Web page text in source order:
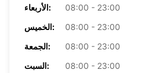
الأربعاء:
08:00 - 23:00
الخميس:
08:00 - 23:00
الجمعة:
08:00 - 23:00
السبت:
08:00 - 23:00